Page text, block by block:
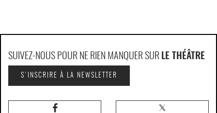
SUIVEZ-NOUS POUR NE RIEN MANQUER SUR LE THÉÂTRE
S'INSCRIRE À LA NEWSLETTER